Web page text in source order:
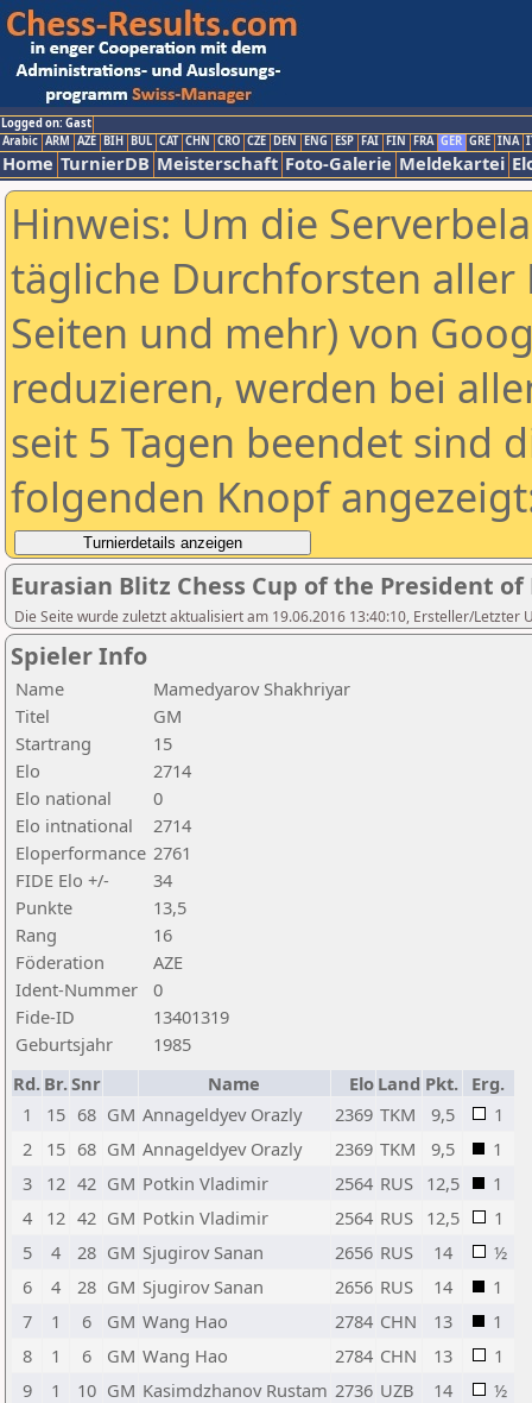
Logged on: Gast
Arabic ARM AZE BIH BUL CAT CHN CRO CZE DEN ENG ESP FAI FIN FRA GER GRE INA
Home TurnierDB Meisterschaft Foto-Galerie Meldekartei
Hinweis: Um die
tägliche Durchforsten aller
Seiten und mehr) von
reduzieren, werden bei
seit 5 Tagen beendet sind
folgenden Knopf
Eurasian Blitz Chess Cup of the President
Die Seite wurde zuletzt aktualisiert am 19.06.2016 13:40:10, Ersteller/Letzter
Spieler Info
Name
Mamedyarov Shakhriyar
Titel
GM
Startrang
15
Elo
2714
Elo national
0
Elo intnational
2714
Eloperformance 2761
FIDE Elo +/-
34
Punkte
13,5
Rang
16
Föderation
AZE
Ident-Nummer
0
Fide-ID
13401319
Geburtsjahr
1985
Rd. Br.Snr Name Elo Land Pkt. Erg.
1
15 68 GM Annageldyev Orazly 2369 TKM 9,5
1
2
15 68 GM Annageldyev Orazly 2369 TKM 9,5
1
3
12 42 GM Potkin Vladimir 2564 RUS 12,5
1
4
12 42 GM Potkin Vladimir 2564 RUS 12,5
1
5
4 28 GM Sjugirov Sanan 2656 RUS 14
½
6
4 28 GM Sjugirov Sanan 2656 RUS 14
1
7
1 6 GM Wang Hao 2784 CHN 13
1
8
1 6 GM Wang Hao 2784 CHN 13
1
9
1 10 GM Kasimdzhanov Rustam 2736 UZB 14
½